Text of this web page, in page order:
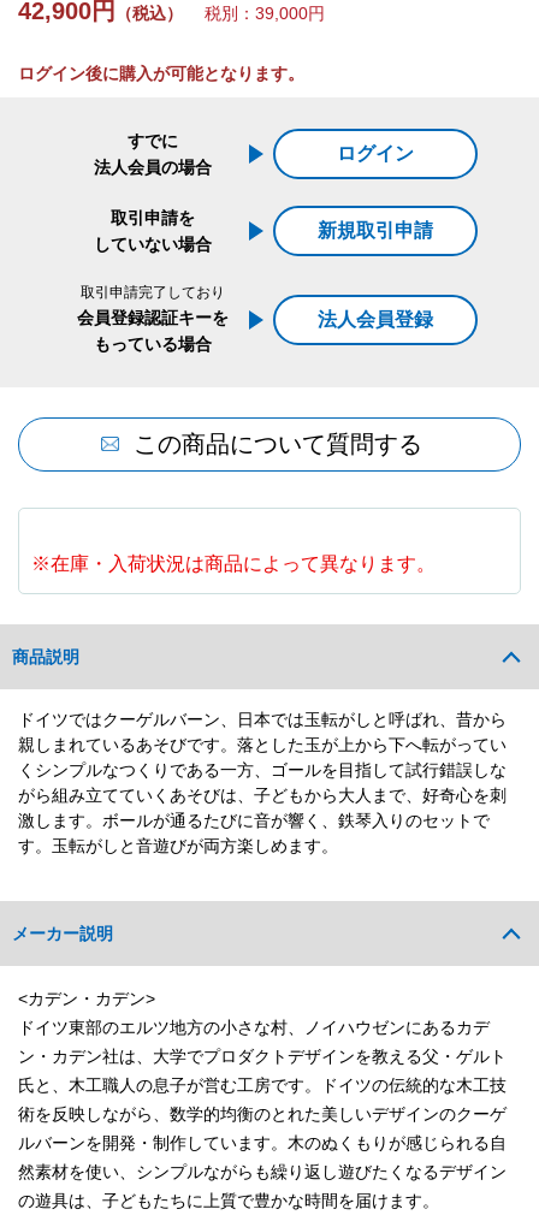
42,900円 （税込） 税別：39,000円
ログイン後に購入が可能となります。
すでに
法人会員の場合
ログイン
取引申請を
していない場合
新規取引申請
取引申請完了しており
会員登録認証キーを
もっている場合
法人会員登録
この商品について質問する
※在庫・入荷状況は商品によって異なります。
商品説明
ドイツではクーゲルバーン、日本では玉転がしと呼ばれ、昔から
親しまれているあそびです。落とした玉が上から下へ転がってい
くシンプルなつくりである一方、ゴールを目指して試行錯誤しな
がら組み立てていくあそびは、子どもから大人まで、好奇心を刺
激します。ボールが通るたびに音が響く、鉄琴入りのセットで
す。玉転がしと音遊びが両方楽しめます。
メーカー説明
<カデン・カデン>
ドイツ東部のエルツ地方の小さな村、ノイハウゼンにあるカデ
ン・カデン社は、大学でプロダクトデザインを教える父・ゲルト
氏と、木工職人の息子が営む工房です。ドイツの伝統的な木工技
術を反映しながら、数学的均衡のとれた美しいデザインのクーゲ
ルバーンを開発・制作しています。木のぬくもりが感じられる自
然素材を使い、シンプルながらも繰り返し遊びたくなるデザイン
の遊具は、子どもたちに上質で豊かな時間を届けます。